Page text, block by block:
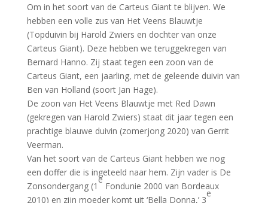
Om in het soort van de Carteus Giant te blijven. We
hebben een volle zus van Het Veens Blauwtje
(Topduivin bij Harold Zwiers en dochter van onze
Carteus Giant). Deze hebben we teruggekregen van
Bernard Hanno. Zij staat tegen een zoon van de
Carteus Giant, een jaarling, met de geleende duivin van
Ben van Holland (soort Jan Hage).
De zoon van Het Veens Blauwtje met Red Dawn
(gekregen van Harold Zwiers) staat dit jaar tegen een
prachtige blauwe duivin (zomerjong 2020) van Gerrit
Veerman.
Van het soort van de Carteus Giant hebben we nog
een doffer die is ingeteeld naar hem. Zijn vader is De
Zonsondergang (1
e
Fondunie 2000 van Bordeaux
2010) en zijn moeder komt uit ‘Bella Donna,’ 3
e